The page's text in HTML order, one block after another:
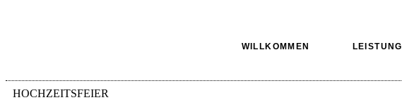
WILLKOMMEN LEISTUNG
HOCHZEITSFEIER